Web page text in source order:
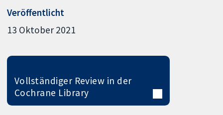
Veröffentlicht
13 Oktober 2021
Vollständiger Review in der
Cochrane Library